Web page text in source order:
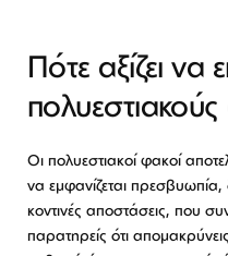
Πότε αξίζει να
Οι πολυεστιακοί φακοί
να εμφανίζεται
κοντινές αποστάσεις, που
παρατηρείς ότι